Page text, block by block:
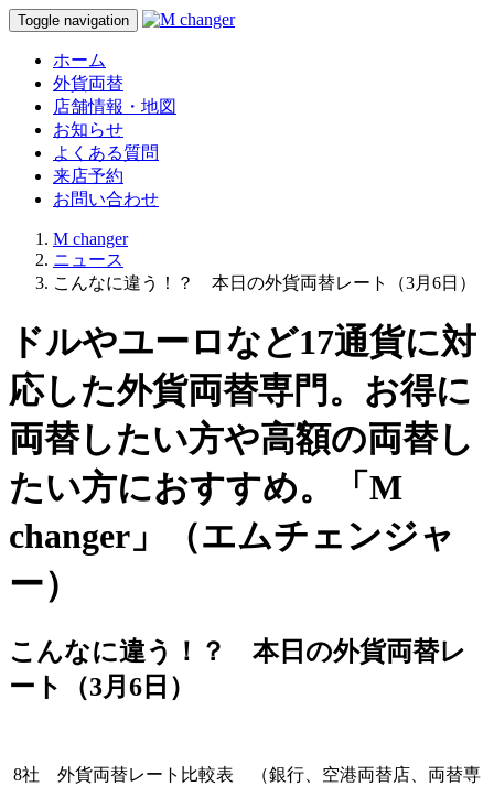
Toggle navigation
ホーム
外貨両替
店舗情報・地図
お知らせ
よくある質問
来店予約
お問い合わせ
M changer
ニュース
こんなに違う！？ 本日の外貨両替レート（3月6日）
ドルやユーロなど17通貨に対
応した外貨両替専門。お得に
両替したい方や高額の両替し
たい方におすすめ。「M
changer」（エムチェンジャ
ー）
こんなに違う！？ 本日の外貨両替レ
ート（3月6日）
8社 外貨両替レート比較表 （銀行、空港両替店、両替専